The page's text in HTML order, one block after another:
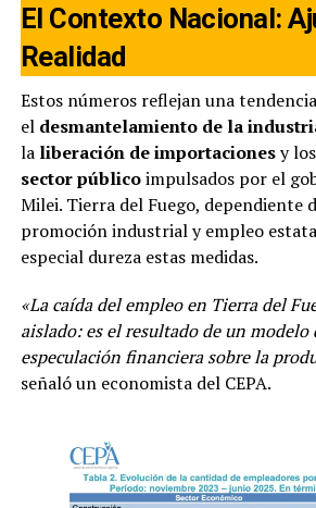
El Contexto Nacional:
Realidad
Estos números reflejan una
el desmantelamiento de la
la liberación de importacionesy los
sector públicoimpulsados por el
Milei. Tierra del Fuego, dependiente
promoción industrial y empleo
especial dureza estas medidas.
«La caída del empleo en Tierra del
aislado: es el resultado de un
especulación financiera sobre la
señaló un economista del CEPA.